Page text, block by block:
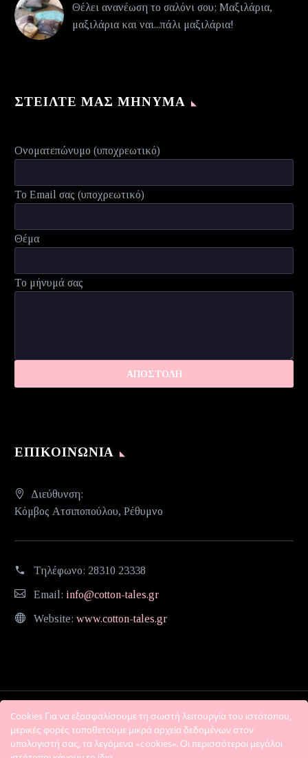
Θέλει ανανέωση το σαλόνι σου; Μαξιλάρια,
μαξιλάρια και ναι...πάλι μαξιλάρια!
ΣΤΕΊΛΤΕ ΜΑΣ ΜΉΝΥΜΑ
Ονοματεπώνυμο (υποχρεωτικό)
Το Email σας (υποχρεωτικό)
Θέμα
Το μήνυμά σας
ΕΠΙΚΟΙΝΩΝΊΑ
Διεύθυνση:
Κόμβος Ατσιποπούλου, Ρέθυμνο
Τηλέφωνο: 28310 23338
Email: info@cotton-tales.gr
Website: www.cotton-tales.gr
Cookies Για να εξασφαλίσουμε τη σωστή λειτουργία του ιστότοπου,
μερικές φορές τοποθετούμε μικρά αρχεία δεδομένων στον
υπολογιστή σας, τα λεγόμενα «cookies». Οι περισσότεροι μεγάλοι